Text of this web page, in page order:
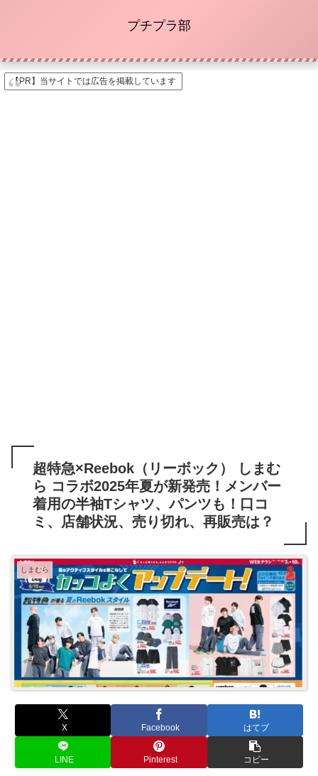
プチプラ部
【PR】当サイトでは広告を掲載しています
超特急×Reebok（リーボック） しまむ
ら コラボ2025年夏が新発売！メンバー
着用の半袖Tシャツ、パンツも！口コ
ミ、店舗状況、売り切れ、再販売は？
しまむら
X Facebook はてブ
LINE Pinterest コピー